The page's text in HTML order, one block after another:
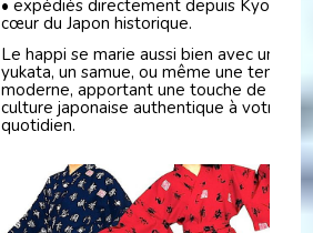
• expédiés directement depuis Kyoto, au
cœur du Japon historique.
Le happi se marie aussi bien avec un
yukata, un samue, ou même une tenue
moderne, apportant une touche de
culture japonaise authentique à votre
quotidien.